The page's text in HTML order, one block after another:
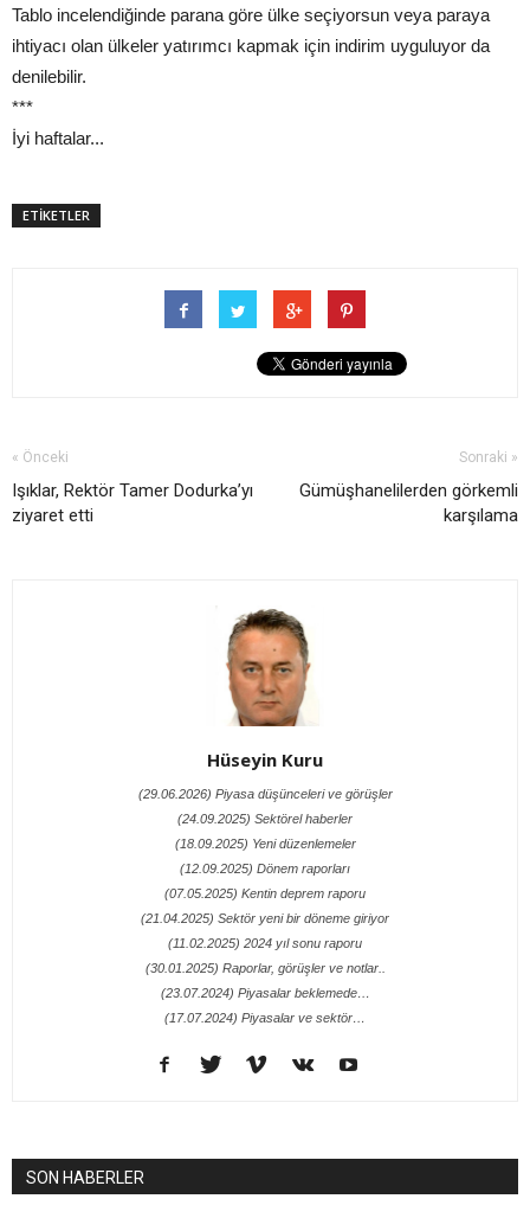
Tablo incelendiğinde parana göre ülke seçiyorsun veya paraya
ihtiyacı olan ülkeler yatırımcı kapmak için indirim uyguluyor da
denilebilir.
***
İyi haftalar...
ETİKETLER
« Önceki
Işıklar, Rektör Tamer Dodurka’yı
ziyaret etti
Sonraki »
Gümüşhanelilerden görkemli
karşılama
Hüseyin Kuru
(29.06.2026) Piyasa düşünceleri ve görüşler
(24.09.2025) Sektörel haberler
(18.09.2025) Yeni düzenlemeler
(12.09.2025) Dönem raporları
(07.05.2025) Kentin deprem raporu
(21.04.2025) Sektör yeni bir döneme giriyor
(11.02.2025) 2024 yıl sonu raporu
(30.01.2025) Raporlar, görüşler ve notlar..
(23.07.2024) Piyasalar beklemede…
(17.07.2024) Piyasalar ve sektör…
SON HABERLER